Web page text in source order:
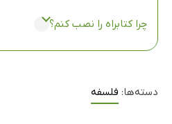
چرا کتابراه را نصب کنم؟
دسته‌ها: فلسفه